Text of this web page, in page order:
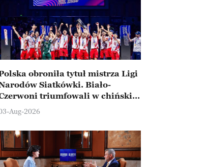
obroniła tytuł mistrza Ligi
Siatkówki. Biało-
triumfowali w chińskim
Ningbo
Aug-2026